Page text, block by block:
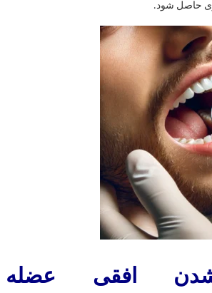
حاصل شود.
افقی عضله